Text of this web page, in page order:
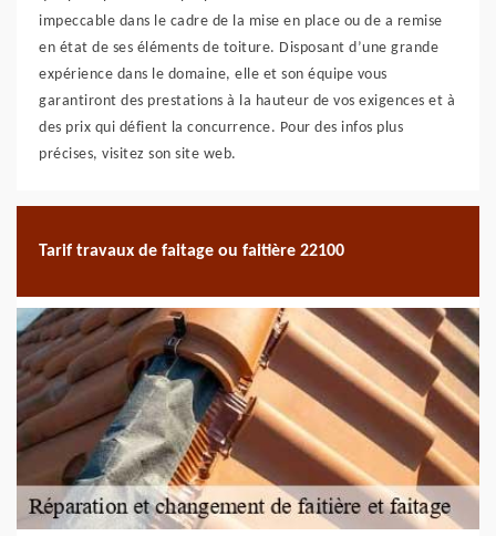
impeccable dans le cadre de la mise en place ou de a remise
en état de ses éléments de toiture. Disposant d’une grande
expérience dans le domaine, elle et son équipe vous
garantiront des prestations à la hauteur de vos exigences et à
des prix qui défient la concurrence. Pour des infos plus
précises, visitez son site web.
Tarif travaux de faitage ou faitière 22100